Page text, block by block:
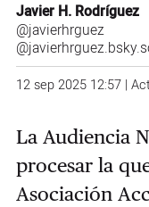
Javier H. Rodríguez
@javierhrguez
12 sep 2025 12:57 |
La Audiencia
procesar la
Asociación